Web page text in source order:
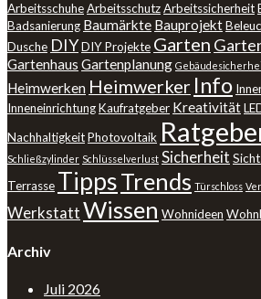
ArbeitsschuheArbeitsschutzArbeitssicherheit
Badsanierung Baumärkte Bauprojekt
Dusche DIYDIY Projekte Garten
Gartenhaus Gartenplanung
Heimwerken Heimwerker Info
InneneinrichtungKaufratgeber Kreativität
NachhaltigkeitPhotovoltaik
Schließzylinder Schlüsselverlust Sicherheit
Terrasse TippsTrends Türschloss
WerkstattWissen Wohnideen
Archiv
Juli 2026